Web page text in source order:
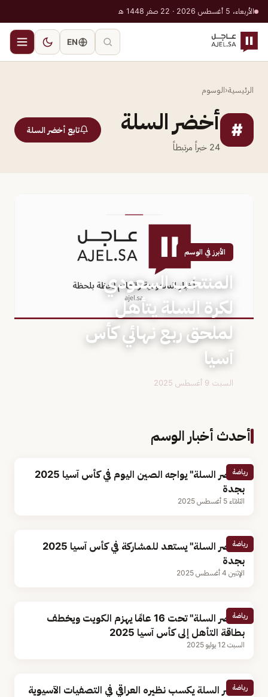
الأربعاء، 5 أغسطس 2026 · 22 صفر 1448 هـ
EN
الرئيسية‹الوسوم
# أخضر السلة
24 خبراً مرتبطاً
تابع أخضر السلة
الأبرز في الوسم
المنتخب السعودي
لكرة السلة يتأهل
لملحق ربع نهائي كأس
آسيا
السبت 9 أغسطس 2025
أحدث أخبار الوسم
رياضة
"أخضر السلة" يواجه الصين اليوم في كأس آسيا 2025
بجدة
الثلاثاء 5 أغسطس 2025
رياضة
"أخضر السلة" يستعد للمشاركة في كأس آسيا 2025
بجدة
الإثنين 4 أغسطس 2025
رياضة
"أخضر السلة" تحت 16 عامًا يهزم الكويت ويخطف
بطاقة التأهل إلى كأس آسيا 2025
السبت 12 يوليو 2025
رياضة
أخضر السلة يكسب نظيره العراقي في التصفيات الآسيوية